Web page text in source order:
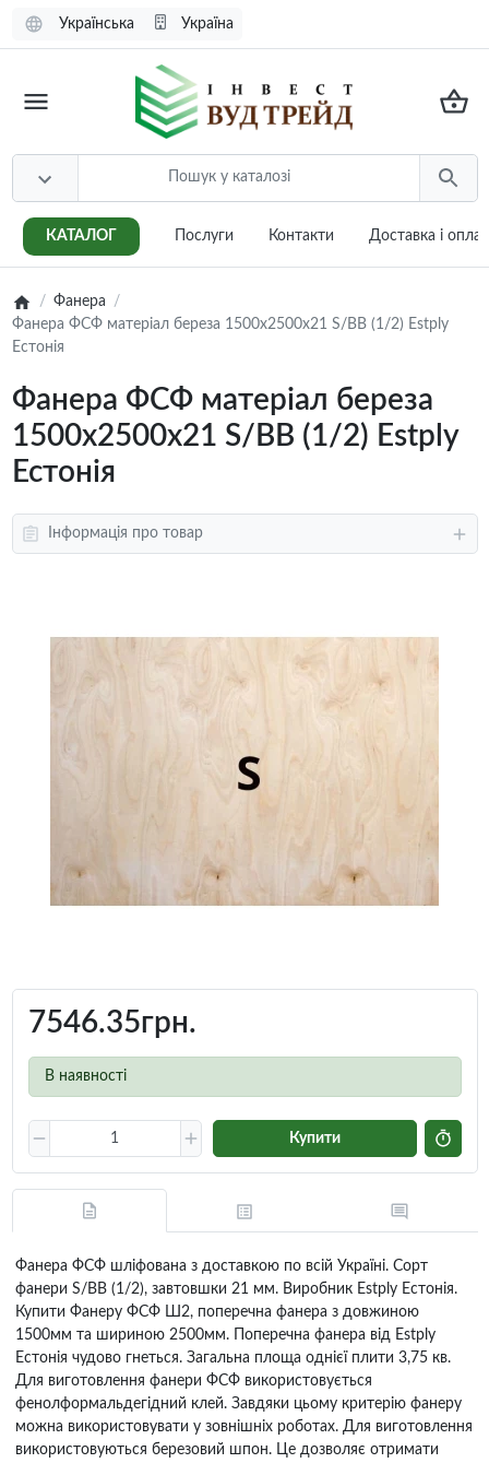
Українська Україна
КАТАЛОГ Послуги Контакти Доставка i
Фанера
Фанера ФСФ матеріал береза 1500х2500х21 S/BB (1/2) Estply
Естонія
Фанера ФСФ матеріал береза
1500х2500х21 S/BB (1/2) Estply
Естонія
Інформація про товар
7546.35грн.
В наявності
Купити
Фанера ФСФ шліфована з доставкою по всій Україні. Сорт
фанери S/BB (1/2), завтовшки 21 мм. Виробник Estply Естонія.
Купити Фанеру ФСФ Ш2, поперечна фанера з довжиною
1500мм та шириною 2500мм. Поперечна фанера від Estply
Естонія чудово гнеться. Загальна площа однієї плити 3,75 кв.
Для виготовлення фанери ФСФ використовується
фенолформальдегідний клей. Завдяки цьому критерію фанеру
можна використовувати у зовнішніх роботах. Для виготовлення
використовуються березовий шпон. Це дозволяє отримати